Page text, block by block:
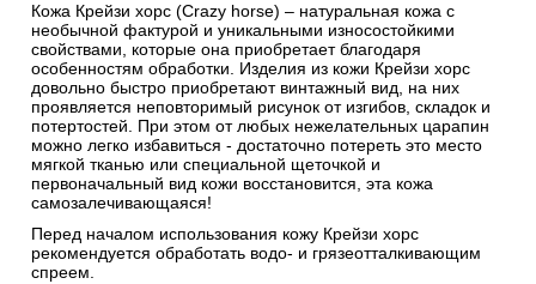
Кожа Крейзи хорс (Crazy horse) – натуральная кожа с
необычной фактурой и уникальными износостойкими
свойствами, которые она приобретает благодаря
особенностям обработки. Изделия из кожи Крейзи хорс
довольно быстро приобретают винтажный вид, на них
проявляется неповторимый рисунок от изгибов, складок и
потертостей. При этом от любых нежелательных царапин
можно легко избавиться - достаточно потереть это место
мягкой тканью или специальной щеточкой и
первоначальный вид кожи восстановится, эта кожа
самозалечивающаяся!
Перед началом использования кожу Крейзи хорс
рекомендуется обработать водо- и грязеотталкивающим
спреем.